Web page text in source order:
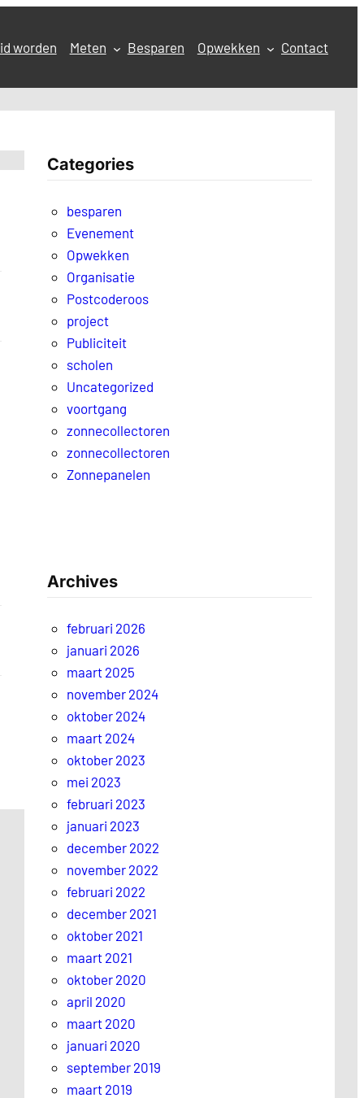
worden Meten Besparen Opwekken Contact
Categories
besparen
Evenement
Opwekken
Organisatie
Postcoderoos
project
Publiciteit
scholen
Uncategorized
voortgang
zonnecollectoren
zonnecollectoren
Zonnepanelen
Archives
februari 2026
januari 2026
maart 2025
november 2024
oktober 2024
maart 2024
oktober 2023
mei 2023
februari 2023
januari 2023
december 2022
november 2022
februari 2022
december 2021
oktober 2021
maart 2021
oktober 2020
april 2020
maart 2020
januari 2020
september 2019
maart 2019